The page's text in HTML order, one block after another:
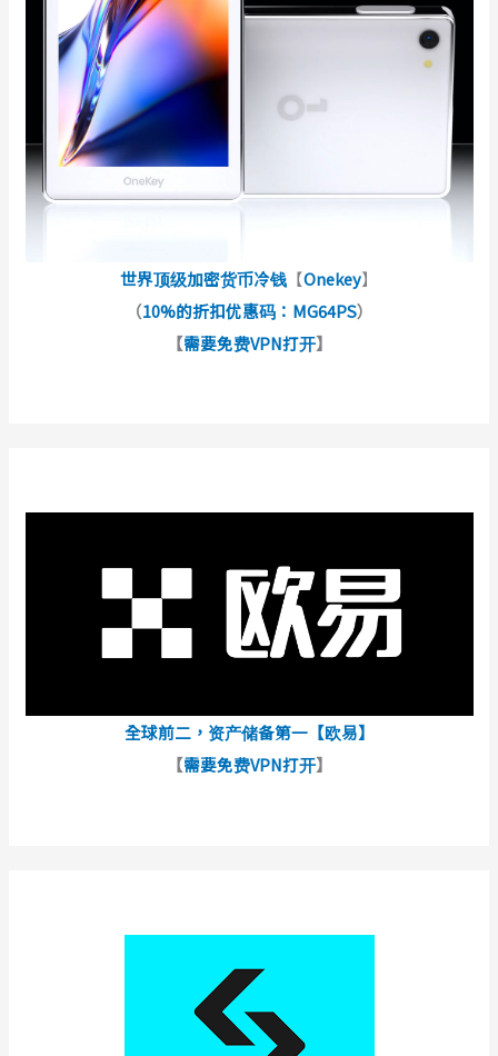
世界顶级加密货币冷钱 【Onekey】
（10%的折扣优惠码：MG64PS）
【需要免费VPN打开】
全球前二，资产储备第一【欧易】
【需要免费VPN打开】